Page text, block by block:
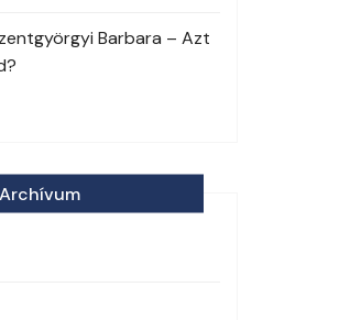
Barbara – Azt
Archívum